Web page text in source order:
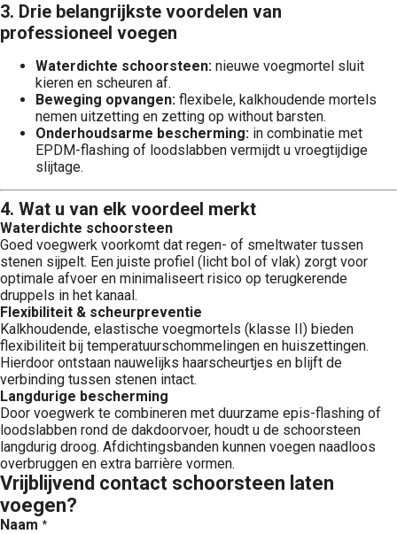
3. Drie belangrijkste voordelen van
professioneel voegen
Waterdichte schoorsteen: nieuwe voegmortel sluit
kieren en scheuren af.
Beweging opvangen: flexibele, kalkhoudende mortels
nemen uitzetting en zetting op without barsten.
Onderhoudsarme bescherming: in combinatie met
EPDM-flashing of loodslabben vermijdt u vroegtijdige
slijtage.
4. Wat u van elk voordeel merkt
Waterdichte schoorsteen
Goed voegwerk voorkomt dat regen- of smeltwater tussen
stenen sijpelt. Een juiste profiel (licht bol of vlak) zorgt voor
optimale afvoer en minimaliseert risico op terugkerende
druppels in het kanaal.
Flexibiliteit & scheurpreventie
Kalkhoudende, elastische voegmortels (klasse II) bieden
flexibiliteit bij temperatuurschommelingen en huiszettingen.
Hierdoor ontstaan nauwelijks haarscheurtjes en blijft de
verbinding tussen stenen intact.
Langdurige bescherming
Door voegwerk te combineren met duurzame epis-flashing of
loodslabben rond de dakdoorvoer, houdt u de schoorsteen
langdurig droog. Afdichtingsbanden kunnen voegen naadloos
overbruggen en extra barrière vormen.
Vrijblijvend contact schoorsteen laten
voegen?
Naam *